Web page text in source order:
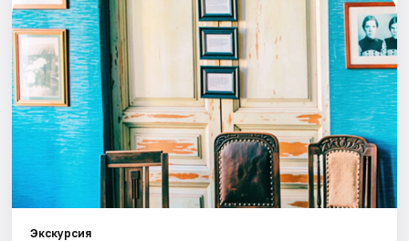
Выставки
Квесты
Экскурсии
Спорт
События
Экскурсия